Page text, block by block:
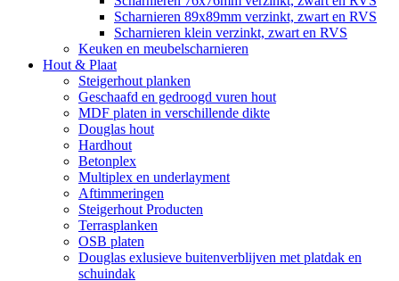
Scharnieren 89x89mm verzinkt, zwart en RVS
Scharnieren klein verzinkt, zwart en RVS
Keuken en meubelscharnieren
Hout & Plaat
Steigerhout planken
Geschaafd en gedroogd vuren hout
MDF platen in verschillende dikte
Douglas hout
Hardhout
Betonplex
Multiplex en underlayment
Aftimmeringen
Steigerhout Producten
Terrasplanken
OSB platen
Douglas exlusieve buitenverblijven met platdak en
schuindak